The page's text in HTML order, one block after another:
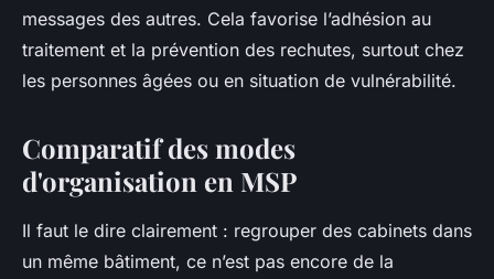
messages des autres. Cela favorise l’adhésion au
traitement et la prévention des rechutes, surtout chez
les personnes âgées ou en situation de vulnérabilité.
Comparatif des modes
d'organisation en MSP
Il faut le dire clairement : regrouper des cabinets dans
un même bâtiment, ce n’est pas encore de la